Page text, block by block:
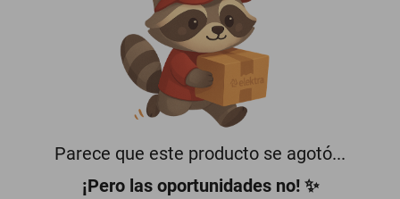
Parece que este producto se agotó...
¡Pero las oportunidades no! ✨
oppo
motoneta